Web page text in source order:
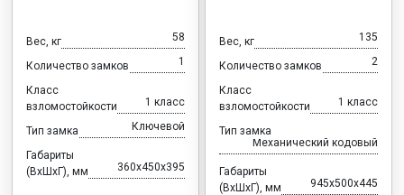
Вес, кг 58
Количество замков 1
Класс
взломостойкости
1 класс
Тип замка Ключевой
Габариты
(ВхШхГ), мм
360x450x395
Вес, кг 135
Количество замков 2
Класс
взломостойкости
1 класс
Тип замка
Механический кодовый
Габариты
(ВхШхГ), мм
945x500x445